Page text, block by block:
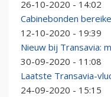
26-10-2020 - 14:02
Cabinebonden
12-10-2020 - 19:39
Nieuw bij Transavia:
30-09-2020 - 11:08
Laatste Transavia-
24-09-2020 - 15:15